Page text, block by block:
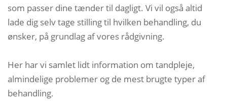
som passer dine tænder til dagligt. Vi vil også altid
lade dig selv tage stilling til hvilken behandling, du
ønsker, på grundlag af vores rådgivning.
Her har vi samlet lidt information om tandpleje,
almindelige problemer og de mest brugte typer af
behandling.